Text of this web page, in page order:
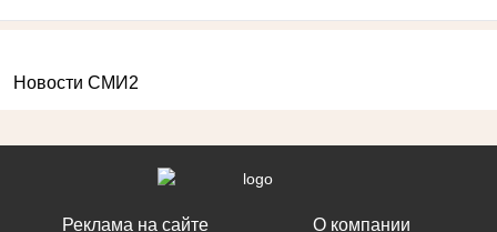
Новости СМИ2
Реклама на сайте О компании